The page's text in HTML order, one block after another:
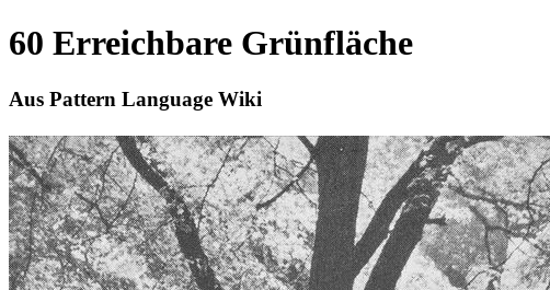
60 Erreichbare Grünfläche
Aus Pattern Language Wiki